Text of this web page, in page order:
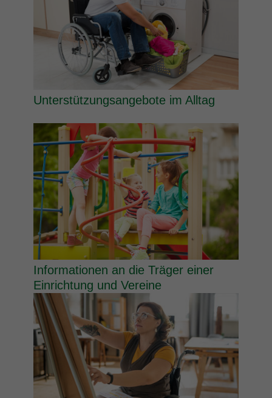
Unterstützungsangebote im Alltag
Informationen an die Träger einer
Einrichtung und Vereine